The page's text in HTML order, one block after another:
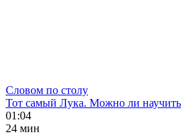
Словом по столу
Тот самый Лука. Можно ли
01:04
24 мин